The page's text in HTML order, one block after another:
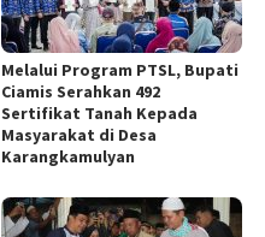
Melalui Program PTSL, Bupati
Ciamis Serahkan 492
Sertifikat Tanah Kepada
Masyarakat di Desa
Karangkamulyan